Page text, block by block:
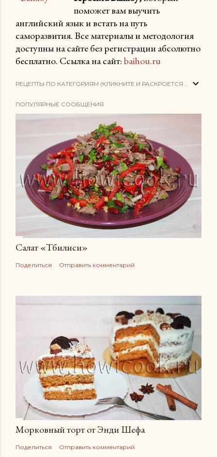
поможет вам выучить
английский язык и встать на путь
саморазвития. Все материалы и методология
доступны на сайте без регистрации абсолютно
бесплатно. Ссылка на сайт:baihou.ru
ПОПУЛЯРНЫЕ СООБЩЕНИЯ
Салат «Тбилиси»
Поделиться Отправить комментарий
Морковный торт от Энди Шефа
Поделиться Отправить комментарий